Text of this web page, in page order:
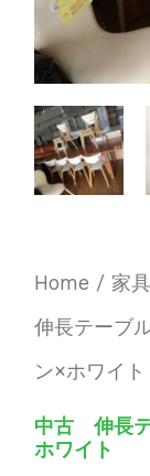
Home / 家具
伸長テーブ
ン×ホワイト
中古 伸長
ホワイト